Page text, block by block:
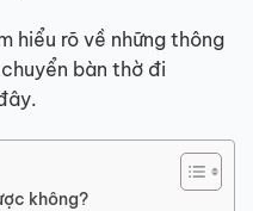
hiểu rõ về những thông
bàn thờ đi
không?